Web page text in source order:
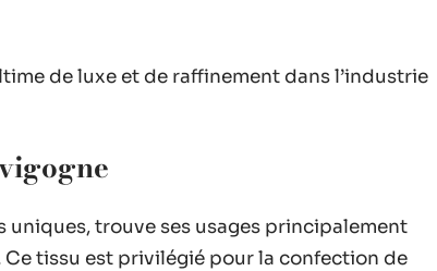
de luxe et de raffinement dans l’industrie
uniques, trouve ses usages principalement
Ce tissu est privilégié pour la confection de